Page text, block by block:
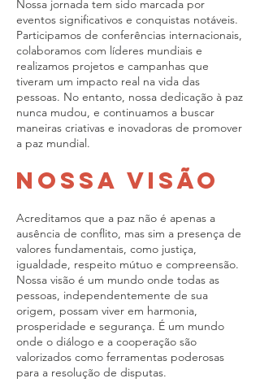
Nossa jornada tem sido marcada por
eventos significativos e conquistas notáveis.
Participamos de conferências internacionais,
colaboramos com líderes mundiais e
realizamos projetos e campanhas que
tiveram um impacto real na vida das
pessoas. No entanto, nossa dedicação à paz
nunca mudou, e continuamos a buscar
maneiras criativas e inovadoras de promover
a paz mundial.
Nossa Visão
Acreditamos que a paz não é apenas a
ausência de conflito, mas sim a presença de
valores fundamentais, como justiça,
igualdade, respeito mútuo e compreensão.
Nossa visão é um mundo onde todas as
pessoas, independentemente de sua
origem, possam viver em harmonia,
prosperidade e segurança. É um mundo
onde o diálogo e a cooperação são
valorizados como ferramentas poderosas
para a resolução de disputas.